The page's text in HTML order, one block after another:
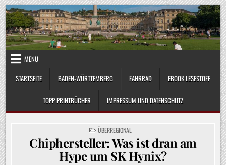
Skip
to
content
MENU
STARTSEITE
BADEN-WÜRTTEMBERG FAHRRAD EBOOK LESESTOFF
TOPP PRINTBÜCHER IMPRESSUM UND DATENSCHUTZ
POSTED
IN
ÜBERREGIONAL
Chiphersteller: Was ist dran am
Hype um SK Hynix?